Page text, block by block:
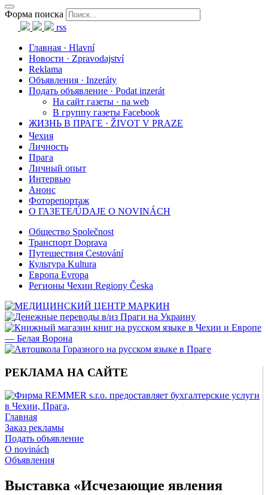
Форма поиска
rss
Главная · Hlavní
Новости · Zpravodajství
Reklama
Объявления · Inzeráty
Подать объявление · Podat inzerát
На сайт газеты · na web
В группу газеты Facebook
ЖИЗНЬ В ПРАГЕ · ŽIVOT V PRAZE
Чехия
Личность
Прага
Личный опыт
Интервью
Анонс
Фоторепортаж
О ГАЗЕТЕ/ÚDAJE O NOVINÁCH
Общество Společnost
Транспорт Doprava
Путешествия Cestování
Культура Kultura
Европа Evropa
Регионы Чехии Regiony Česka
РЕКЛАМА НА САЙТЕ
Главная
Заказ рекламы
Подать объявление
O novinách
Объявления
Выставка «Исчезающие явления